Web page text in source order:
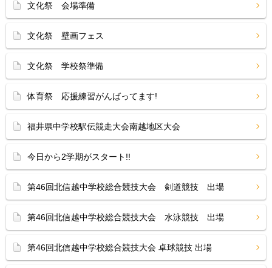
文化祭 会場準備
文化祭 壁画フェス
文化祭 学校祭準備
体育祭 応援練習がんばってます!
福井県中学校駅伝競走大会南越地区大会
今日から2学期がスタート!!
第46回北信越中学校総合競技大会 剣道競技 出場
第46回北信越中学校総合競技大会 水泳競技 出場
第46回北信越中学校総合競技大会 卓球競技 出場